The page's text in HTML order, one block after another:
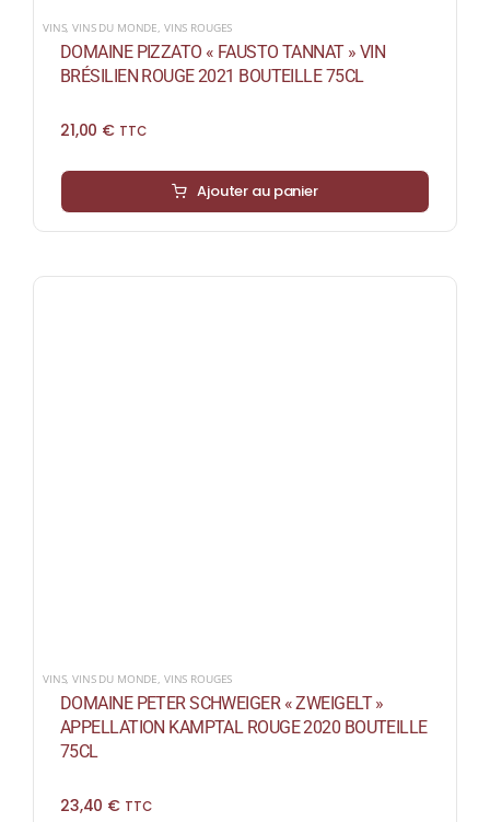
VINS,VINS DU MONDE VINS ROUGES
DOMAINE PIZZATO « FAUSTO TANNAT » VIN
BRÉSILIEN ROUGE 2021 BOUTEILLE 75CL
21,00 € TTC
Ajouter au panier
VINS,VINS DU MONDE VINS ROUGES
DOMAINE PETER SCHWEIGER « ZWEIGELT »
APPELLATION KAMPTAL ROUGE 2020 BOUTEILLE
75CL
23,40 € TTC